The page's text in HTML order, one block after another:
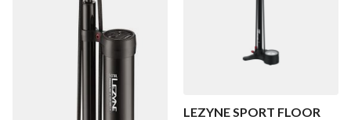
LEZYNE SPORT FLOOR